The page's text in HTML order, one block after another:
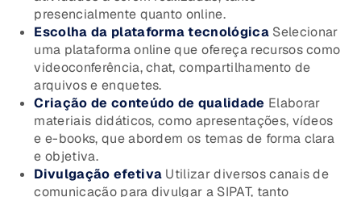
presencialmente quanto online.
Escolha da plataforma tecnológicaSelecionar
uma plataforma online que ofereça recursos como
videoconferência, chat, compartilhamento de
arquivos e enquetes.
Criação de conteúdo de qualidade Elaborar
materiais didáticos, como apresentações, vídeos
e e-books, que abordem os temas de forma clara
e objetiva.
Divulgação efetiva Utilizar diversos canais de
comunicação para divulgar a SIPAT, tanto